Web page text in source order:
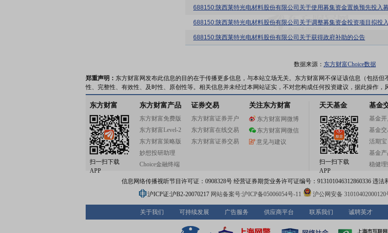
688150:陕西莱特光电材料股份有限公司关于调整募集资金投资项目拟投
688150:陕西莱特光电材料股份有限公司关于获得政府补助的公告
数据来源： 东方财富Choice数据
郑重声明： 东方财富网发布此信息的目的在于传播更多信息，与本站立场无关。东方财富网不保证该信息（包括
性、完整性、有效性、及时性、原创性等。相关信息并未经过本网站证实，不对您构成任何投资建议，据此操作，
东方财富
扫一扫下载
APP
东方财富产品
东方财富免费版
东方财富Level-2
东方财富策略版
妙想投研助理
Choice金融终端
证券交易
东方财富证券开户
东方财富在线交易
东方财富证券交易
关注东方财富
东方财富网微博
东方财富网微信
意见与建议
天天基金
扫一扫下载
APP
基金
基金开
基金交
活期宝
基金产
稳健
信息网络传播视听节目许可证：0908328号 经营证券期货业务许可证编号：913101046312860336 违法
沪ICP证:沪B2-20070217 网站备案号:沪ICP备05006054号-11 沪公网安备 31010402000120
关于我们 可持续发展 广告服务 供应商平台 联系我们 诚聘英才